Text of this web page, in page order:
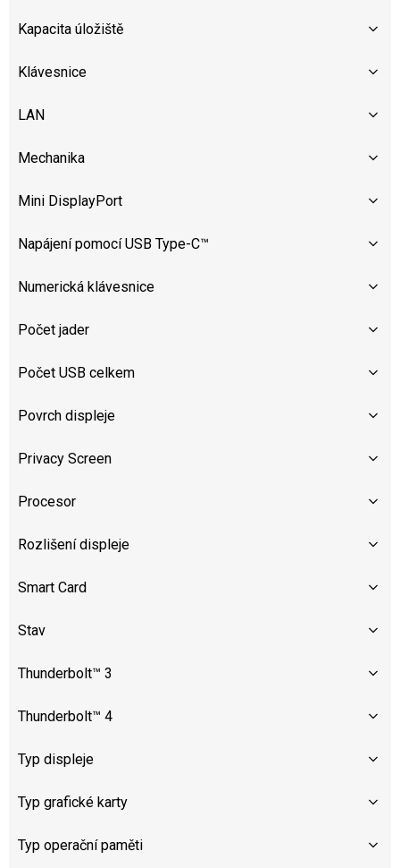
Kapacita úložiště
Klávesnice
LAN
Mechanika
Mini DisplayPort
Napájení pomocí USB Type-C™
Numerická klávesnice
Počet jader
Počet USB celkem
Povrch displeje
Privacy Screen
Procesor
Rozlišení displeje
Smart Card
Stav
Thunderbolt™ 3
Thunderbolt™ 4
Typ displeje
Typ grafické karty
Typ operační paměti